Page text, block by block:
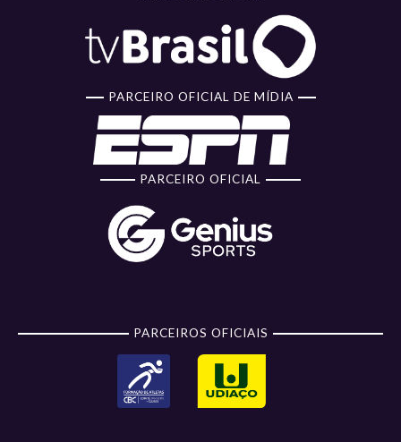
PARCEIRO OFICIAL DE MÍDIA
PARCEIRO OFICIAL
PARCEIROS OFICIAIS